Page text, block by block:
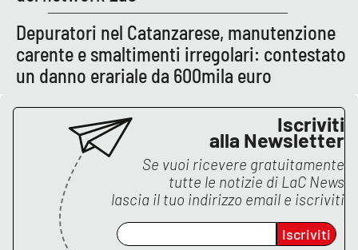
Cosenza
Lamezia Terme
Buona Sanità Calabria
CALABRIAVISIONE
Depuratori nel Catanzarese, manutenzione
carente e smaltimenti irregolari: contestato
un danno erariale da 600mila euro
Iscriviti
alla Newsletter
Se vuoi ricevere gratuitamente
tutte le notizie di LaC News
lascia il tuo indirizzo email e iscriviti
Iscriviti